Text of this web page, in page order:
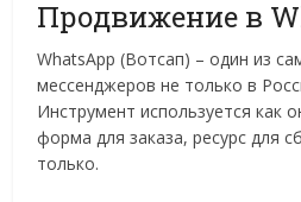
Продвижение в
WhatsApp (Вотсап) – один из
мессенджеров не только в
Инструмент используется как
форма для заказа, ресурс для
только.